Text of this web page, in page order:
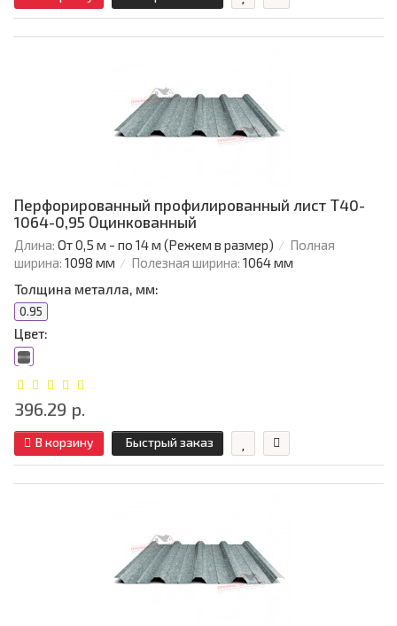
Перфорированный профилированный лист Т40-
1064-0,95 Оцинкованный
Длина: От 0,5 м - по 14 м (Режем в размер)
Полная
ширина: 1098 мм Полезная ширина: 1064 мм
Толщина металла, мм:
0.95
Цвет:
396.29 р.
В корзину Быстрый заказ